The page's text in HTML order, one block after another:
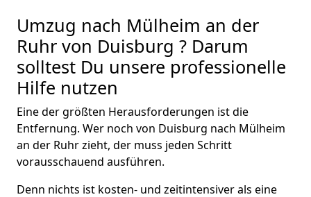
Umzug nach Mülheim an der
Ruhr von Duisburg ? Darum
solltest Du unsere professionelle
Hilfe nutzen
Eine der größten Herausforderungen ist die
Entfernung. Wer noch von Duisburg nach Mülheim
an der Ruhr zieht, der muss jeden Schritt
vorausschauend ausführen.
Denn nichts ist kosten- und zeitintensiver als eine